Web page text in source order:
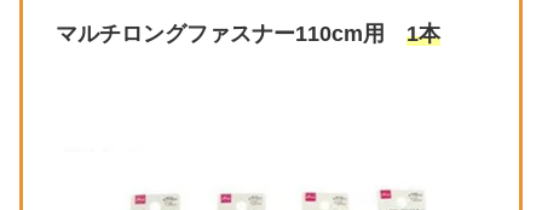
マルチロングファスナー110cm用 1本